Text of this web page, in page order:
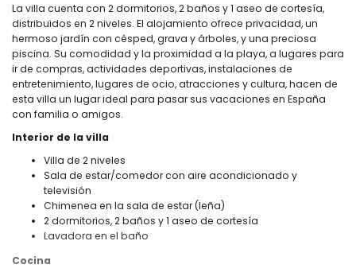
La villa cuenta con 2 dormitorios, 2 baños y 1 aseo de cortesía,
distribuidos en 2 niveles. El alojamiento ofrece privacidad, un
hermoso jardín con césped, grava y árboles, y una preciosa
piscina. Su comodidad y la proximidad a la playa, a lugares para
ir de compras, actividades deportivas, instalaciones de
entretenimiento, lugares de ocio, atracciones y cultura, hacen de
esta villa un lugar ideal para pasar sus vacaciones en España
con familia o amigos.
Interior de la villa
Villa de 2 niveles
Sala de estar/comedor con aire acondicionado y
televisión
Chimenea en la sala de estar (leña)
2 dormitorios, 2 baños y 1 aseo de cortesía
Lavadora en el baño
Cocina